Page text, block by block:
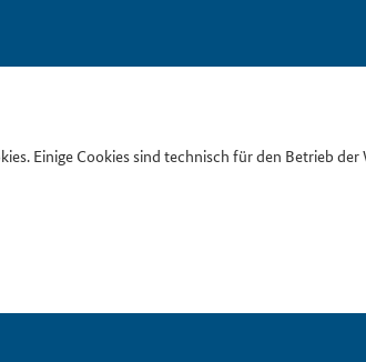
Einige Cookies sind technisch für den Betrieb